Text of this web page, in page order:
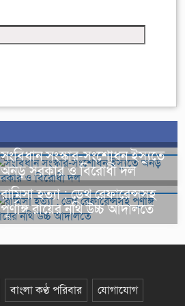
সংবিধান সংস্কার-সংশোধন ইস্যুতে
অনড় সরকার ও বিরোধী দল
রামিসা হত্যা : ডেথ রেফারেন্সসহ
পূর্ণাঙ্গ রায়ের নথি উচ্চ আদালতে
বাংলা কণ্ঠ পরিবার যোগাযোগ